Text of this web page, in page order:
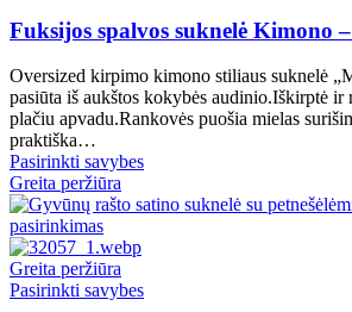
has
multiple
variants.
The
options
be
chosen
on
the
Fuksijos spalvos suknelė Kimono
Oversized kirpimo kimono stiliaus suknelė
pasiūta iš aukštos kokybės audinio.Iškirptė ir
plačiu apvadu.Rankovės puošia mielas
praktiška…
Pasirinkti savybesThis
has
options
Greita peržiūra
Greita peržiūra
Pasirinkti savybesThis